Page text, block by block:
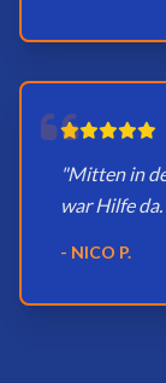
"Mitten in
war Hilfe
- NICO P.